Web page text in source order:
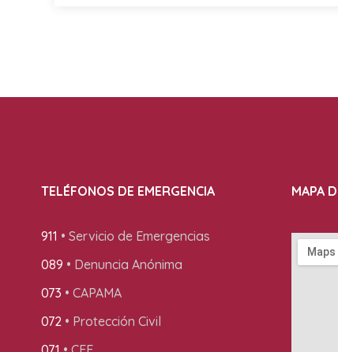
TELÉFONOS DE EMERGENCIA
911 • Servicio de Emergencias
089 • Denuncia Anónima
073 • CAPAMA
072• Protección Civil
MAPA